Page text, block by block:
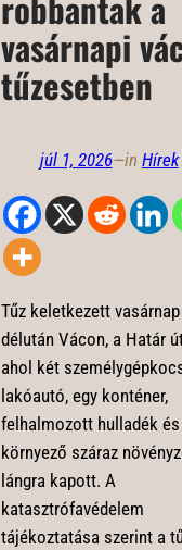
vasárnapi
tűzesetben
júl 1, 2026—in Hírek
Tűz keletkezett vasárnap
délután Vácon, a Határ
ahol két
lakóautó, egy konténer,
felhalmozott hulladék és
környező száraz
lángra kapott. A
katasztrófavédelem
tájékoztatása szerint a